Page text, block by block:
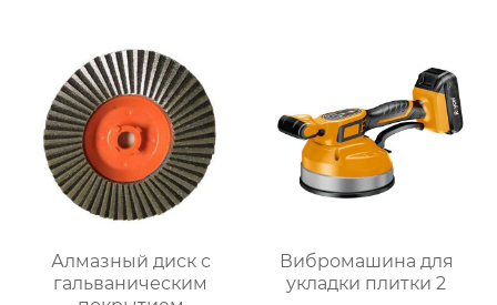
Алмазный диск с
гальваническим
Вибромашина для
укладки плитки 2